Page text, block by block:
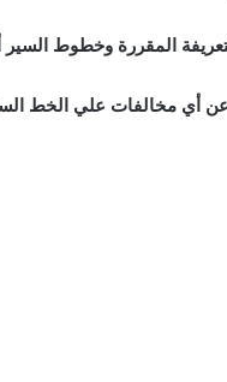
المقررة وخطوط السير
الساخن 114 والخط الأرضي رقم